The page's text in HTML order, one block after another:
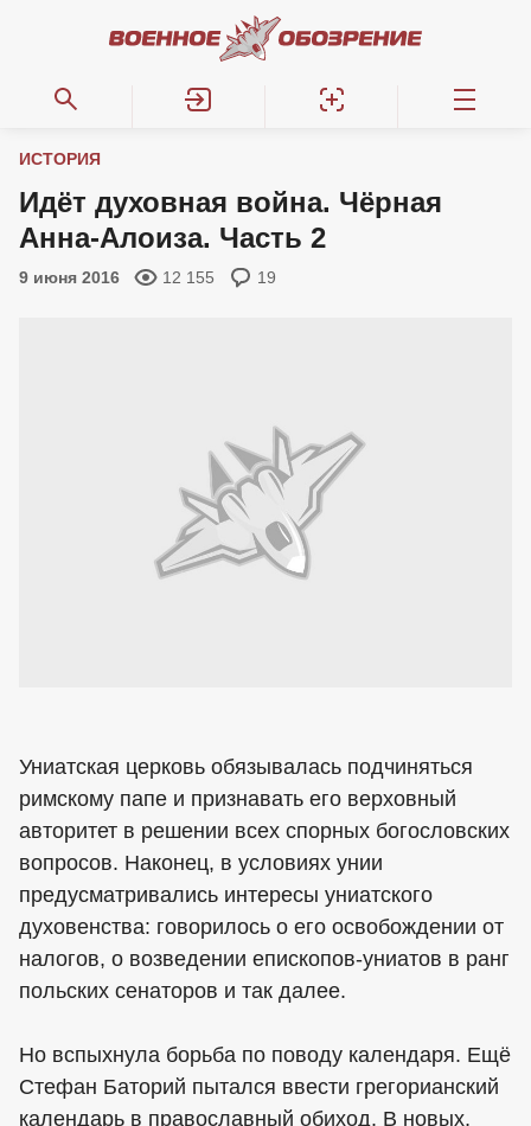
ИСТОРИЯ
Идёт духовная война. Чёрная
Анна-Алоиза. Часть 2
9 июня 2016 12 155 19
Униатская церковь обязывалась подчиняться
римскому папе и признавать его верховный
авторитет в решении всех спорных богословских
вопросов. Наконец, в условиях унии
предусматривались интересы униатского
духовенства: говорилось о его освобождении от
налогов, о возведении епископов-униатов в ранг
польских сенаторов и так далее.
Но вспыхнула борьба по поводу календаря. Ещё
Стефан Баторий пытался ввести грегорианский
календарь в православный обиход. В новых,